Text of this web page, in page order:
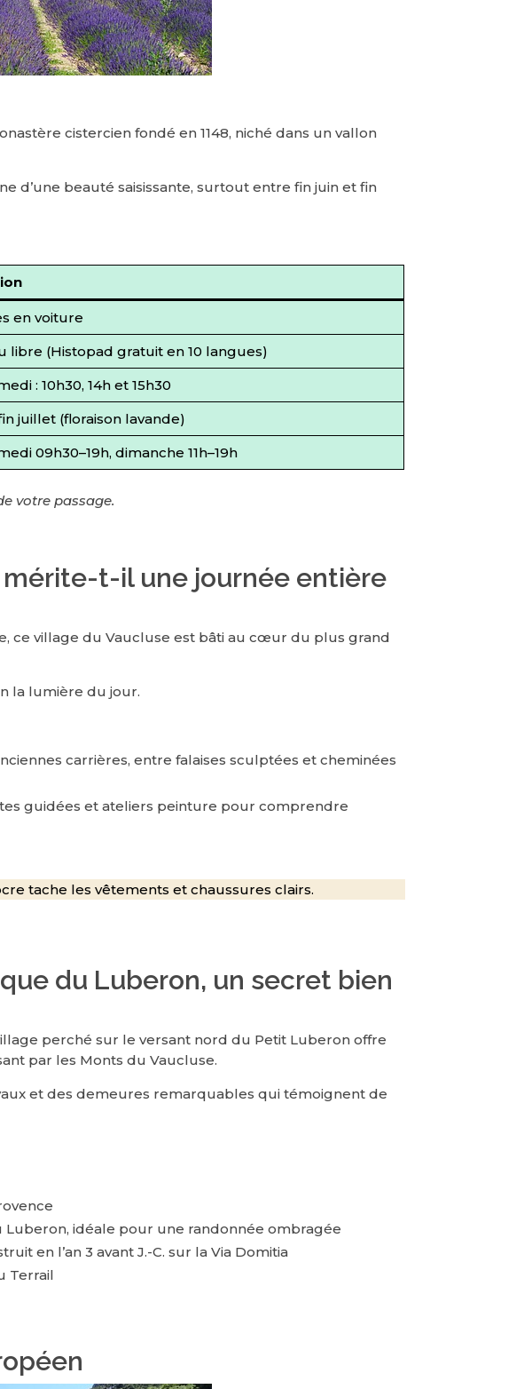
cistercien fondé en 1148, niché dans un vallon
d’une beauté saisissante, surtout entre fin juin et fin
en voiture
libre (Histopad gratuit en 10 langues)
: 10h30, 14h et 15h30
juillet (floraison lavande)
09h30–19h, dimanche 11h–19h
votre passage.
mérite-t-il une journée entière
ce village du Vaucluse est bâti au cœur du plus grand
la lumière du jour.
carrières, entre falaises sculptées et cheminées
guidées et ateliers peinture pour comprendre
tache les vêtements et chaussures clairs.
du Luberon, un secret bien
perché sur le versant nord du Petit Luberon offre
par les Monts du Vaucluse.
et des demeures remarquables qui témoignent de
idéale pour une randonnée ombragée
en l’an 3 avant J.-C. sur la Via Domitia
Terrail